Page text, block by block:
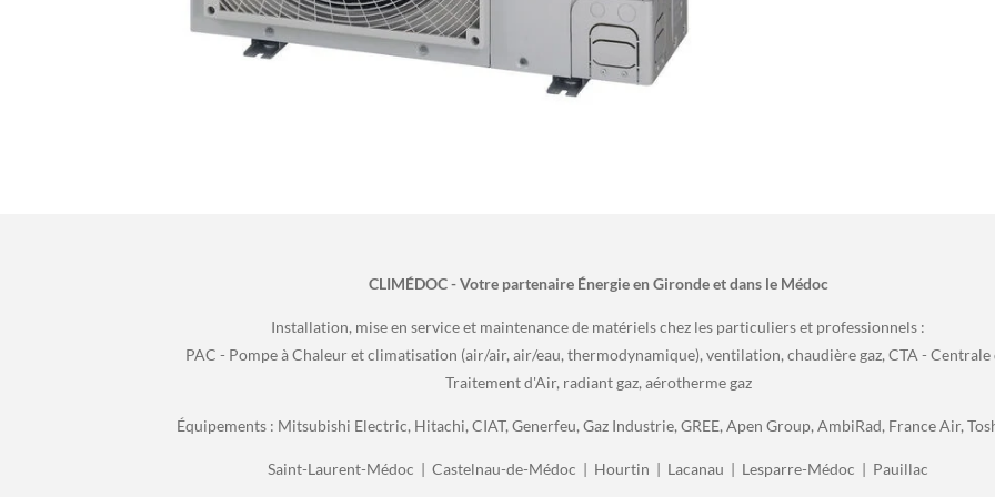
CLIMÉDOC - Votre partenaire Énergie en Gironde et dans le Médoc
Installation, mise en service et maintenance de matériels chez les particuliers et professionnels :
PAC - Pompe à Chaleur et climatisation (air/air, air/eau, thermodynamique), ventilation, chaudière gaz, CTA - Centrale
Traitement d'Air, radiant gaz, aérotherme gaz
Équipements : Mitsubishi Electric, Hitachi, CIAT, Generfeu, Gaz Industrie, GREE, Apen Group, AmbiRad, France Air,
Saint-Laurent-Médoc | Castelnau-de-Médoc | Hourtin | Lacanau | Lesparre-Médoc | Pauillac